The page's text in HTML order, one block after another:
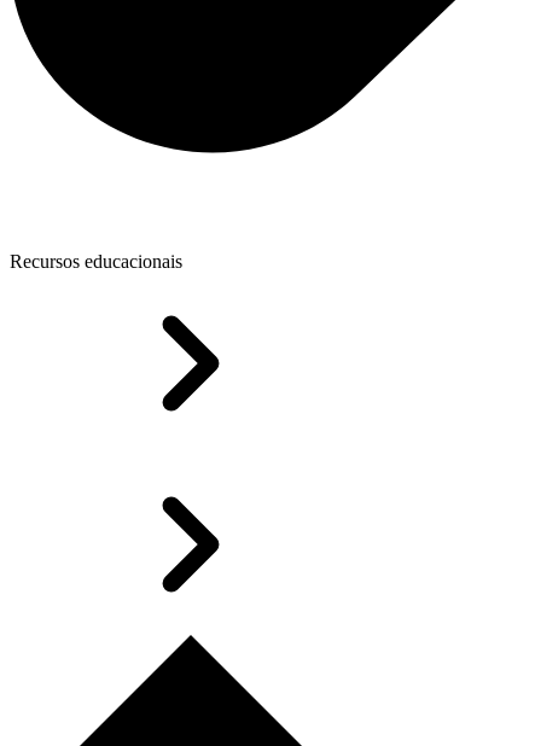
Recursos educacionais